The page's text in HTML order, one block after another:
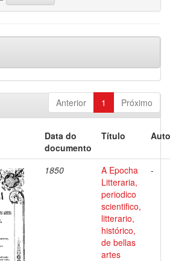
Anterior 1 Próximo
Data do
documento
Título
1850
A Epocha
Litteraria,
periodico
scientifico,
litterario,
histórico,
de bellas
artes
-